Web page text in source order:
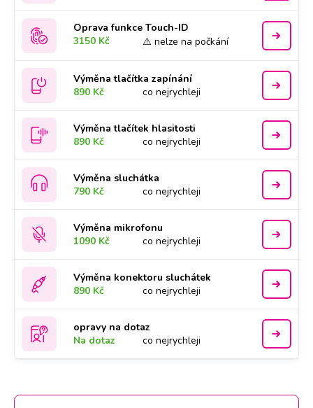
Oprava funkce Touch-ID
3150 Kč
⚠️ nelze na počkání
Výměna tlačítka zapínání
890 Kč
co nejrychleji
Výměna tlačítek hlasitosti
890 Kč
co nejrychleji
Výměna sluchátka
790 Kč
co nejrychleji
Výměna mikrofonu
1090 Kč
co nejrychleji
Výměna konektoru sluchátek
890 Kč
co nejrychleji
opravy na dotaz
Na dotaz
co nejrychleji